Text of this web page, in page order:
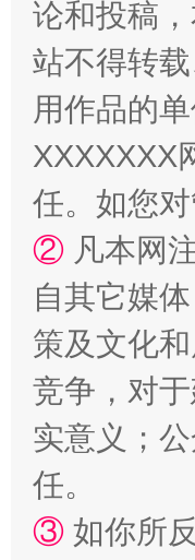
国家大学科技
论和投稿
站不得转
用作品的
XXXXXXX
任。如您
② 凡本网
自其它媒
策及文化
竞争，对
实意义；
任。
③ 如你所